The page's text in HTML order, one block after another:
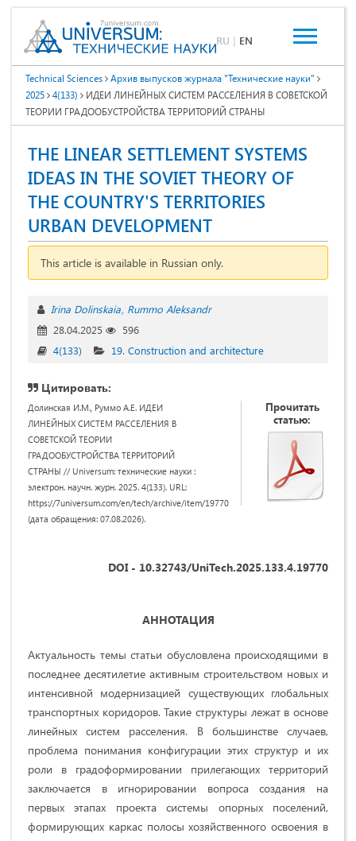
RU | EN
Technical Sciences
Архив выпусков журнала "Технические науки"
2025
4(133)
ИДЕИ ЛИНЕЙНЫХ СИСТЕМ РАССЕЛЕНИЯ В СОВЕТСКОЙ
ТЕОРИИ ГРАДООБУСТРОЙСТВА ТЕРРИТОРИЙ СТРАНЫ
THE LINEAR SETTLEMENT SYSTEMS
IDEAS IN THE SOVIET THEORY OF
THE COUNTRY'S TERRITORIES
URBAN DEVELOPMENT
This article is available in Russian only.
Irina Dolinskaia Rummo Aleksandr
28.04.2025
596
4(133)
19. Construction and architecture
Цитировать:
Долинская И.М., Руммо А.Е. ИДЕИ
ЛИНЕЙНЫХ СИСТЕМ РАССЕЛЕНИЯ В
СОВЕТСКОЙ ТЕОРИИ
ГРАДООБУСТРОЙСТВА ТЕРРИТОРИЙ
СТРАНЫ // Universum: технические науки :
электрон. научн. журн. 2025. 4(133). URL:
https://7universum.com/en/tech/archive/item/19770
(дата обращения: 07.08.2026).
Прочитать
статью:
DOI - 10.32743/UniTech.2025.133.4.19770
АННОТАЦИЯ
Актуальность темы статьи обусловлена происходящими в
последнее десятилетие активным строительством новых и
интенсивной модернизацией существующих глобальных
транспортных коридоров. Такие структуры лежат в основе
линейных систем расселения. В большинстве случаев,
проблема понимания конфигурации этих структур и их
роли в градоформировании прилегающих территорий
заключается в игнорировании вопроса создания на
первых этапах проекта системы опорных поселений,
формирующих каркас полосы хозяйственного освоения в